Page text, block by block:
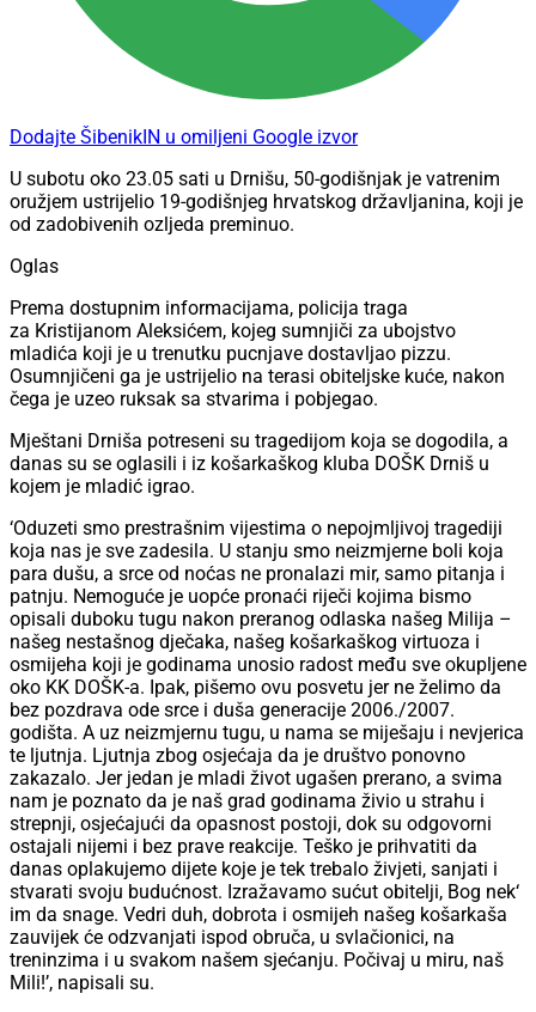
Dodajte ŠibenikIN u omiljeni Google izvor
U subotu oko 23.05 sati u Drnišu, 50-godišnjak je vatrenim
oružjem ustrijelio 19-godišnjeg hrvatskog državljanina, koji je
od zadobivenih ozljeda preminuo.
Oglas
Prema dostupnim informacijama, policija traga
za Kristijanom Aleksićem, kojeg sumnjiči za ubojstvo
mladića koji je u trenutku pucnjave dostavljao pizzu.
Osumnjičeni ga je ustrijelio na terasi obiteljske kuće, nakon
čega je uzeo ruksak sa stvarima i pobjegao.
Mještani Drniša potreseni su tragedijom koja se dogodila, a
danas su se oglasili i iz košarkaškog kluba DOŠK Drniš u
kojem je mladić igrao.
‘Oduzeti smo prestrašnim vijestima o nepojmljivoj tragediji
koja nas je sve zadesila. U stanju smo neizmjerne boli koja
para dušu, a srce od noćas ne pronalazi mir, samo pitanja i
patnju. Nemoguće je uopće pronaći riječi kojima bismo
opisali duboku tugu nakon preranog odlaska našeg Milija –
našeg nestašnog dječaka, našeg košarkaškog virtuoza i
osmijeha koji je godinama unosio radost među sve okupljene
oko KK DOŠK-a. Ipak, pišemo ovu posvetu jer ne želimo da
bez pozdrava ode srce i duša generacije 2006./2007.
godišta. A uz neizmjernu tugu, u nama se miješaju i nevjerica
te ljutnja. Ljutnja zbog osjećaja da je društvo ponovno
zakazalo. Jer jedan je mladi život ugašen prerano, a svima
nam je poznato da je naš grad godinama živio u strahu i
strepnji, osjećajući da opasnost postoji, dok su odgovorni
ostajali nijemi i bez prave reakcije. Teško je prihvatiti da
danas oplakujemo dijete koje je tek trebalo živjeti, sanjati i
stvarati svoju budućnost. Izražavamo sućut obitelji, Bog nek‘
im da snage. Vedri duh, dobrota i osmijeh našeg košarkaša
zauvijek će odzvanjati ispod obruča, u svlačionici, na
treninzima i u svakom našem sjećanju. Počivaj u miru, naš
Mili!’, napisali su.